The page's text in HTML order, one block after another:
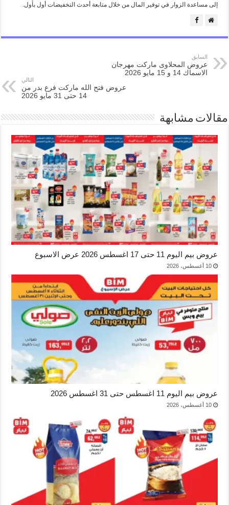
إلى مساعدة الزوار في توفير المال من خلال متابعة أحدث التخفيضات أول بأول.
السابق
عروض المحلاوى ماركت مهرجان
الاسماك 14 و 15 مايو 2026
التالي
عروض فتح الله ماركت فرع بدر من
14 حتى 31 مايو 2026
مقالات مشابهة
عروض بيم اليوم 11 حتى 17 اغسطس 2026 عرض الاسبوع
10 أغسطس، 2026
عروض بيم اليوم 11 اغسطس حتى 31 اغسطس 2026
10 أغسطس، 2026